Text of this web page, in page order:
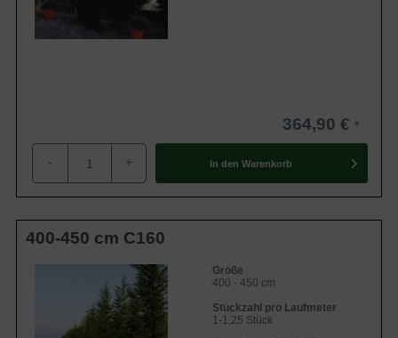
schnellwachsende Heckenpflanzen aus unserem Sortiment
hier zu finden.
364,90 €
- + In den Warenkorb
400-450 cm C160
Größe
400 - 450 cm
Stückzahl pro Laufmeter
1-1,25 Stück